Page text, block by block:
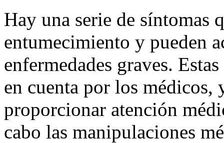
Hay una serie de síntomas
entumecimiento y pueden
enfermedades graves.
en cuenta por los médicos,
proporcionar atención
cabo las manipulaciones